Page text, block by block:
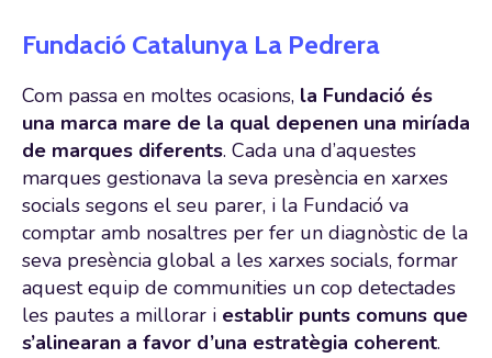
Fundació Catalunya La Pedrera
Com passa en moltes ocasions, la Fundació és
una marca mare de la qual depenen una miríada
de marques diferents. Cada una d’aquestes
marques gestionava la seva presència en xarxes
socials segons el seu parer, i la Fundació va
comptar amb nosaltres per fer un diagnòstic de la
seva presència global a les xarxes socials, formar
aquest equip de communities un cop detectades
les pautes a millorar i establir punts comuns que
s’alinearan a favor d’una estratègia coherent.